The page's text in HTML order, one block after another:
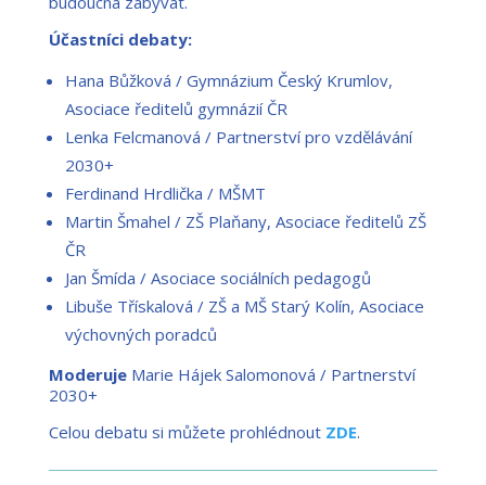
Účastníci debaty:
Hana Bůžková / Gymnázium Český Krumlov,
Asociace ředitelů gymnázií ČR
Lenka Felcmanová / Partnerství pro vzdělávání
2030+
Ferdinand Hrdlička / MŠMT
Martin Šmahel / ZŠ Plaňany, Asociace ředitelů ZŠ
ČR
Jan Šmída / Asociace sociálních pedagogů
Libuše Třískalová / ZŠ a MŠ Starý Kolín, Asociace
výchovných poradců
ModerujeMarie Hájek Salomonová / Partnerství
2030+
Celou debatu si můžete prohlédnout ZDE.